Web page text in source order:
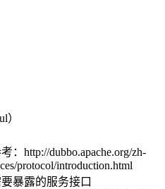
）
：http://dubbo.apache.org/zh-
protocol/introduction.html
暴露的服务接口